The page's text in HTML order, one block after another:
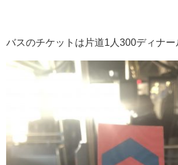
バスのチケットは片道1人300ディナー